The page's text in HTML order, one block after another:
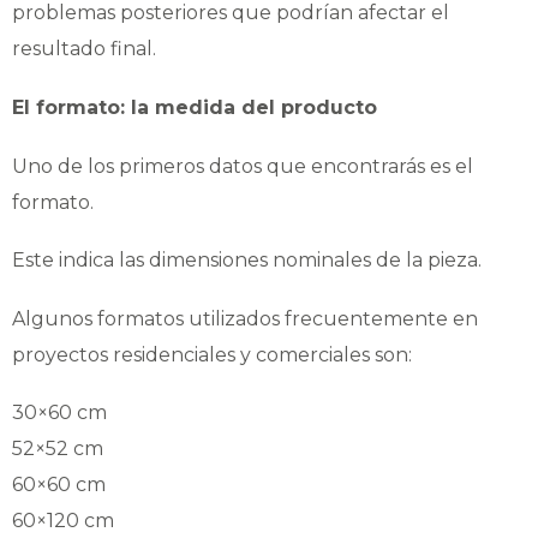
problemas posteriores que podrían afectar el
resultado final.
El formato: la medida del producto
Uno de los primeros datos que encontrarás es el
formato.
Este indica las dimensiones nominales de la pieza.
Algunos formatos utilizados frecuentemente en
proyectos residenciales y comerciales son:
30×60 cm
52×52 cm
60×60 cm
60×120 cm